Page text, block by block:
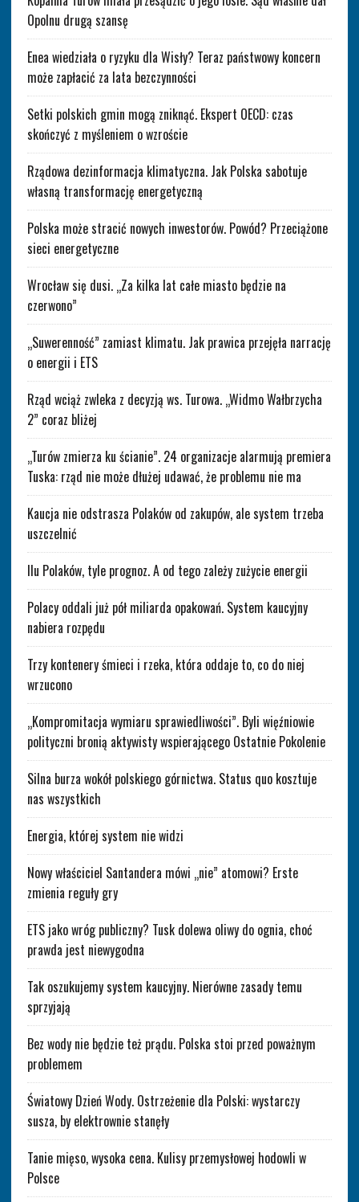
Opolnu drugą szansę
Enea wiedziała o ryzyku dla Wisły? Teraz państwowy koncern
może zapłacić za lata bezczynności
Setki polskich gmin mogą zniknąć. Ekspert OECD: czas
skończyć z myśleniem o wzroście
Rządowa dezinformacja klimatyczna. Jak Polska sabotuje
własną transformację energetyczną
Polska może stracić nowych inwestorów. Powód? Przeciążone
sieci energetyczne
Wrocław się dusi. „Za kilka lat całe miasto będzie na
czerwono”
„Suwerenność” zamiast klimatu. Jak prawica przejęła narrację
o energii i ETS
Rząd wciąż zwleka z decyzją ws. Turowa. „Widmo Wałbrzycha
2” coraz bliżej
„Turów zmierza ku ścianie”. 24 organizacje alarmują premiera
Tuska: rząd nie może dłużej udawać, że problemu nie ma
Kaucja nie odstrasza Polaków od zakupów, ale system trzeba
uszczelnić
Ilu Polaków, tyle prognoz. A od tego zależy zużycie energii
Polacy oddali już pół miliarda opakowań. System kaucyjny
nabiera rozpędu
Trzy kontenery śmieci i rzeka, która oddaje to, co do niej
wrzucono
„Kompromitacja wymiaru sprawiedliwości”. Byli więźniowie
polityczni bronią aktywisty wspierającego Ostatnie Pokolenie
Silna burza wokół polskiego górnictwa. Status quo kosztuje
nas wszystkich
Energia, której system nie widzi
Nowy właściciel Santandera mówi „nie” atomowi? Erste
zmienia reguły gry
ETS jako wróg publiczny? Tusk dolewa oliwy do ognia, choć
prawda jest niewygodna
Tak oszukujemy system kaucyjny. Nierówne zasady temu
sprzyjają
Bez wody nie będzie też prądu. Polska stoi przed poważnym
problemem
Światowy Dzień Wody. Ostrzeżenie dla Polski: wystarczy
susza, by elektrownie stanęły
Tanie mięso, wysoka cena. Kulisy przemysłowej hodowli w
Polsce